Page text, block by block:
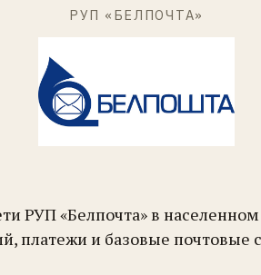
РУП «БЕЛПОЧТА»
РУП «Белпочта» в
платежи и базовые почтовые